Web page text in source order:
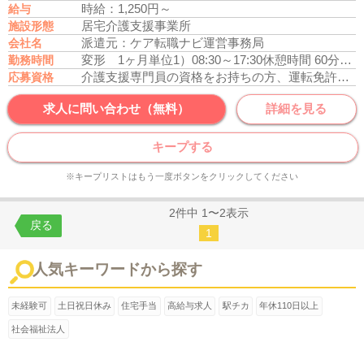
給与 時給：1,250円～
施設形態 居宅介護支援事業所
会社名 派遣元：ケア転職ナビ運営事務局
勤務時間 変形 1ヶ月単位1）08:30～17:30休憩時間 60分時
応募資格 介護支援専門員の資格をお持ちの方、運転免許あれば尚可
求人に問い合わせ（無料） 詳細を見る
キープする
※キープリストはもう一度ボタンをクリックしてください
2件中 1〜2表示
1
戻る
人気キーワードから探す
未経験可 土日祝日休み 住宅手当 高給与求人 駅チカ 年休110日以上
社会福祉法人